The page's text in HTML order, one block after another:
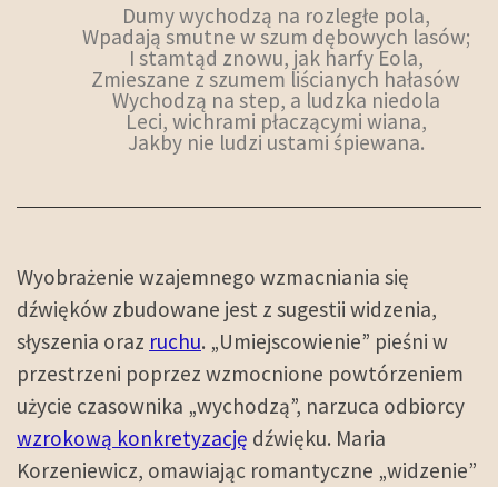
Dumy wychodzą na rozległe pola,
Wpadają smutne w szum dębowych lasów;
I stamtąd znowu, jak harfy Eola,
Zmieszane z szumem liścianych hałasów
Wychodzą na step, a ludzka niedola
Leci, wichrami płaczącymi wiana,
Jakby nie ludzi ustami śpiewana.
Wyobrażenie wzajemnego wzmacniania się
dźwięków zbudowane jest z sugestii widzenia,
słyszenia oraz ruchu. „Umiejscowienie” pieśni w
przestrzeni poprzez wzmocnione powtórzeniem
użycie czasownika „wychodzą”, narzuca odbiorcy
wzrokową konkretyzację dźwięku. Maria
Korzeniewicz, omawiając romantyczne „widzenie”